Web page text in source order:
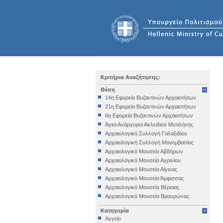
Κριτήρια Αναζήτησης:
Θέση
14η Εφορεία Βυζαντινών Αρχαιοτήτων
21η Εφορεία Βυζαντινών Αρχαιοτήτων
6η Εφορεία Βυζαντινών Αρχαιοτήτων
Άγιοι Ανάργυροι Ακλειδιού Μυτιλήνης
Αρχαιολογική Συλλογή Γαλαξιδίου
Αρχαιολογική Συλλογή Μονεμβασίας
Αρχαιολογικό Μουσείο Αβδήρων
Αρχαιολογικό Μουσείο Αγρινίου
Αρχαιολογικό Μουσείο Αίγινας
Αρχαιολογικό Μουσείο Άμφισσας
Αρχαιολογικό Μουσείο Βέροιας
Αρχαιολογικό Μουσείο Βραυρώνας
Αρχαιολογικό Μουσείο Δελφών
Αρχαιολογικό Μουσείο Ηγουμενίτσας
Κατηγορία
Αγγείο